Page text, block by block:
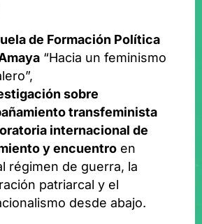
de Formación Política
“Hacia un feminismo
sobre
transfeminista
internacional de
y encuentro en
régimen de guerra, la
patriarcal y el
desde abajo.